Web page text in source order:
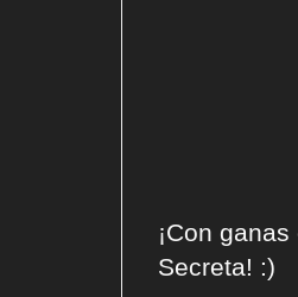
¡Con
Secreta! :)